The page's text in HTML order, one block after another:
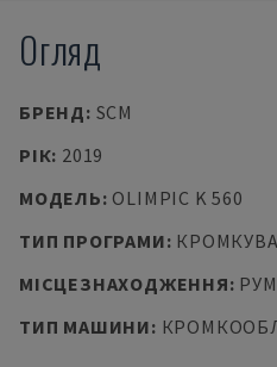
Огляд
БРЕНД: SCM
РІК: 2019
МОДЕЛЬ: OLIMPIC K 560
ТИП ПРОГРАМИ:
МІСЦЕЗНАХОДЖЕННЯ:
ТИП МАШИНИ: